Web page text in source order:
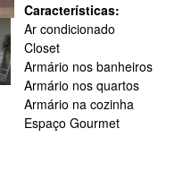
Características:
Ar condicionado
Closet
Armário nos banheiros
Armário nos quartos
Armário na cozinha
Espaço Gourmet